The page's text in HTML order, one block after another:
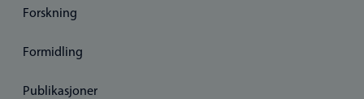
Forskning
Formidling
Publikasjoner